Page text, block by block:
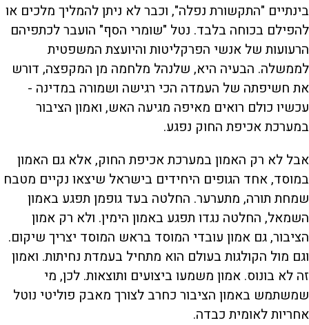
בינתיים "התקשורת נפלה", וכבר לא ניתן להמליך מלכים או
להפילם בכוחה בלבד. נטל "שומרי הסף" הועבר לכתפיהם
הרעועות של אנשי הפרקליטות והיועצת המשפטית
לממשלה. הבעיה היא, שלנהל מלחמה מן המקפצה, דורש
את חשיפתה של העמדה הכי רגישה ושמורה במדינה -
עכשיו כולם רואים מאיפה מגיעה האש, ואמון הציבור
במערכת אכיפת החוק נפגע.
אבל לא רק האמון במערכת אכיפת החוק, אלא גם האמון
במוסד, אחד הגופים היחידים בישראל שיצאו נקיים מטבח
שמחת תורה, מתערער. החלטה בעד גופמן תפגע באמון
השמאל, החלטה נגדו תפגע באמון הימין. ולא רק אמון
הציבור, גם אמון עובדי המוסד בראש המוסד יצריך שיקום.
וגם מול הקולגות בעולם הוא מתחיל בעמדת נחיתות. ואמון
זה לא בונוס. אמון משמעו ביצועים ותוצאות. לכן, מי
שמשתמש באמון הציבור כחרב לצורך מאבק פוליטי נוטל
אחריות לאומית כבדה.